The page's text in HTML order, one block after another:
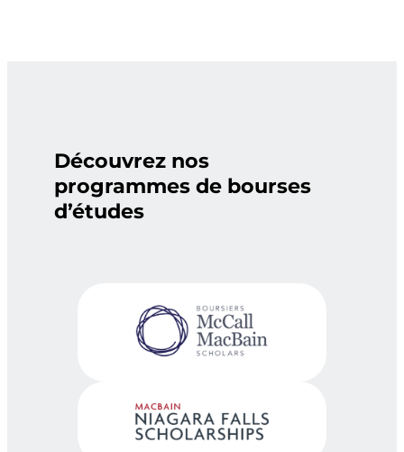
Découvrez nos
programmes de bourses
d’études